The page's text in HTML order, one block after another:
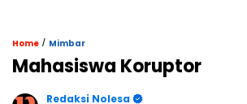
Home / Mimbar
Mahasiswa Koruptor
Redaksi Nolesa